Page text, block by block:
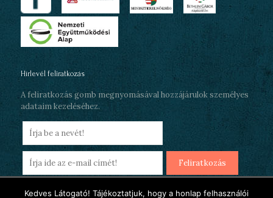
Hírlevél feliratkozás
A feliratkozás gomb megnyomásával hozzájárulok személyes
adataim kezeléséhez.
Kedves Látogató! Tájékoztatjuk, hogy a honlap felhasználói